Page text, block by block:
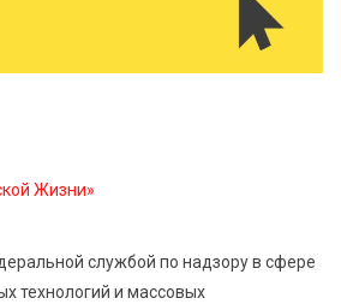
в Твери отметили
атлетов
Жизни»
службой по надзору в сфере
технологий и массовых